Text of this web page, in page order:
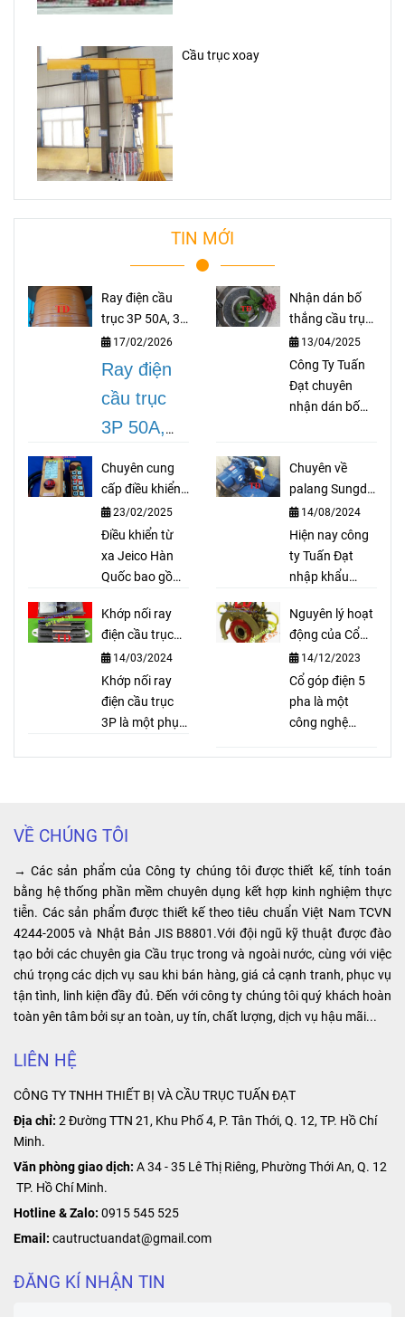
Cầu trục xoay
TIN MỚI
Ray điện cầu
trục 3P 50A, 3P
75A, 3P 100A,
3P 150A, 3P
200A
17/02/2026
Ray điện
cầu trục
3P 50A,
3P 100A,
3P 150A,
3P 200Alà
dòng thiết
an toàn rất
cần thiết
cho cầu
trục, cổng
công trình,
nhà máy,
nhà xưởng
sản xuất,
…
Nhận dán bố
thắng cầu trục
theo yêu cầu
13/04/2025
Công Ty Tuấn
Đạt chuyên
nhận dán bố
như bố palang,
bố coil, bố cong
cho thắng thuỷ
lực, bố trục lục
giác, bố xe ô tô,
...
Chuyên cung
cấp điều khiển
từ xa Jeico Hàn
Quốc
23/02/2025
Điều khiển từ
xa Jeico Hàn
Quốc bao gồm
bộ phát sóng
dùng để điều
khiển palang,
cầu trục, xe
cẩu, cửa cổng
tự động. Điều
Chuyên về
palang Sungdo
Hàn Quốc
14/08/2024
Hiện nay công
ty Tuấn Đạt
nhập khẩu
Sungdo với số
lượng lớn và
cung cấp ra thị
trường với giá
cả cạnh tranh,
hàng hóa luôn
hướng dẫn lực
chọn loại
palang phù hợp
với nhu cầu và
mục đích sử
dụng của quý
khách hảng.
Khớp nối ray
điện cầu trục
3P là gì?
14/03/2024
Khớp nối ray
điện cầu trục
3P là một phụ
các đoạn ray
khớp nối ray
điện cầu trục
3P giúp đảm
bảo sự liên kết
chắc chắn và
ổn định giữa
các đoạn ray,
tạo ra một hệ
Nguyên lý hoạt
động của Cổ
góp điện 5 pha
14/12/2023
Cổ góp điện 5
pha là một
công nghệ
xuất trong hệ
thống công
nghiệp. Điểm
đặc biệt của
sản phẩm là
khả năng cung
cấp nguồn điện
ổn định và liên
công nghiệp.
VỀ CHÚNG TÔI
→ Các sản phẩm của Công ty chúng tôi được thiết kế, tính toán
bằng hệ thống phần mềm chuyên dụng kết hợp kinh nghiệm thực
tiễn. Các sản phẩm được thiết kế theo tiêu chuẩn Việt Nam TCVN
4244-2005 và Nhật Bản JIS B8801.Với đội ngũ kỹ thuật được đào
tạo bởi các chuyên gia Cầu trục trong và ngoài nước, cùng với việc
chú trọng các dịch vụ sau khi bán hàng, giá cả cạnh tranh, phục vụ
tận tình, linh kiện đầy đủ. Đến với công ty chúng tôi quý khách hoàn
toàn yên tâm bởi sự an toàn, uy tín, chất lượng, dịch vụ hậu mãi...
LIÊN HỆ
CÔNG TY TNHH THIẾT BỊ VÀ CẦU TRỤC TUẤN ĐẠT
Địa chỉ: 2 Đường TTN 21, Khu Phố 4, P. Tân Thới, Q. 12, TP. Hồ Chí
Minh.
Văn phòng giao dịch: A 34 - 35 Lê Thị Riêng, Phường Thới An, Q. 12
TP. Hồ Chí Minh.
Hotline & Zalo: 0915 545 525
Email: cautructuandat@gmail.com
ĐĂNG KÍ NHẬN TIN